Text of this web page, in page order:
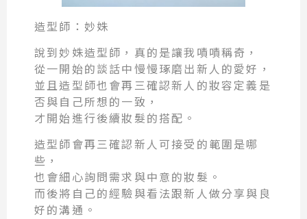
造型師：妙姝
說到妙姝造型師，真的是讓我嘖嘖稱奇，
從一開始的談話中慢慢琢磨出新人的愛好，
並且造型師也會再三確認新人的妝容定義是
否與自己所想的一致，
才開始進行後續妝髮的搭配。
造型師會再三確認新人可接受的範圍是哪
些，
也會細心詢問需求與中意的妝髮。
而後將自己的經驗與看法跟新人做分享與良
好的溝通。